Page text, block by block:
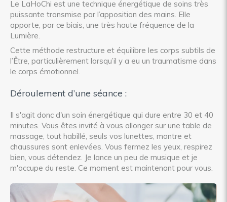
Le LaHoChi est une technique énergétique de soins très
puissante transmise par l’apposition des mains. Elle
apporte, par ce biais, une très haute fréquence de la
Lumière.​
Cette méthode restructure et équilibre les corps subtils de
l’Être, particulièrement lorsqu’il y a eu un traumatisme dans
le corps émotionnel.
Déroulement d’une séance :
​Il s'agit donc d'un soin énergétique qui dure entre 30 et 40
minutes. Vous êtes invité à vous allonger sur une table de
massage, tout habillé, seuls vos lunettes, montre et
chaussures sont enlevées. Vous fermez les yeux, respirez
bien, vous détendez. Je lance un peu de musique et je
m'occupe du reste. Ce moment est maintenant pour vous.